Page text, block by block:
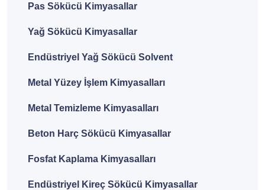
Pas Sökücü Kimyasallar
Yağ Sökücü Kimyasallar
Endüstriyel Yağ Sökücü Solvent
Metal Yüzey İşlem Kimyasalları
Metal Temizleme Kimyasalları
Beton Harç Sökücü Kimyasallar
Fosfat Kaplama Kimyasalları
Endüstriyel Kireç Sökücü Kimyasallar